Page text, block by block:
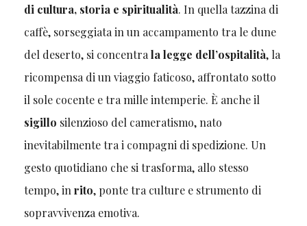
di cultura, storia e spiritualità. In quella tazzina di
caffè, sorseggiata in un accampamento tra le dune
del deserto, si concentra la legge dell’ospitalità, la
ricompensa di un viaggio faticoso, affrontato sotto
il sole cocente e tra mille intemperie. È anche il
sigillo silenzioso del cameratismo, nato
inevitabilmente tra i compagni di spedizione. Un
gesto quotidiano che si trasforma, allo stesso
tempo, in rito, ponte tra culture e strumento di
sopravvivenza emotiva.